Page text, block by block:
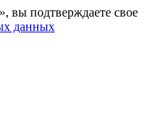
вы подтверждаете свое
данных